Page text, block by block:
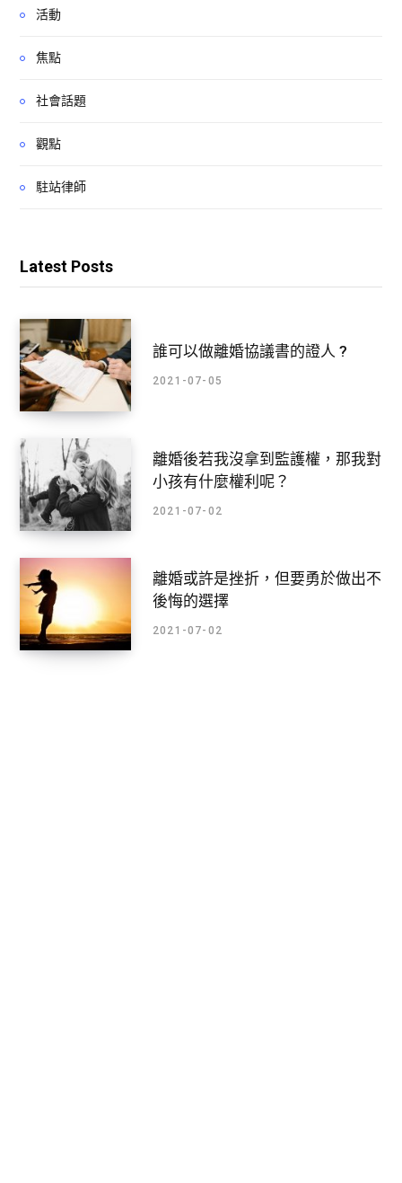
活動
焦點
社會話題
觀點
駐站律師
Latest Posts
誰可以做離婚協議書的證人 ?
2021-07-05
離婚後若我沒拿到監護權，那我對
小孩有什麼權利呢？
2021-07-02
離婚或許是挫折，但要勇於做出不
後悔的選擇
2021-07-02